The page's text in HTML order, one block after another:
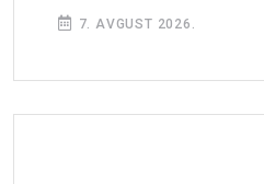
7. AVGUST 2026.